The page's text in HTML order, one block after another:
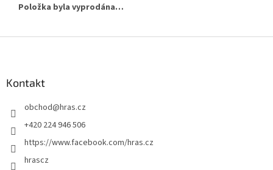
Položka byla vyprodána…
Kontakt
obchod@hras.cz
+420 224 946 506
https://www.facebook.com/hras.cz
hrascz